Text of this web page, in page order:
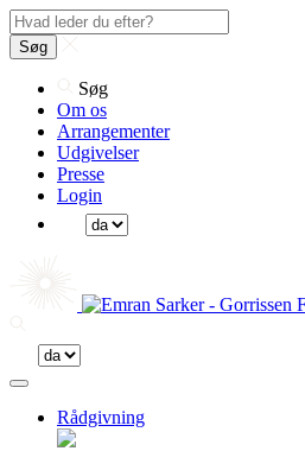
Søg
Søg
Om os
Arrangementer
Udgivelser
Presse
Login
Rådgivning